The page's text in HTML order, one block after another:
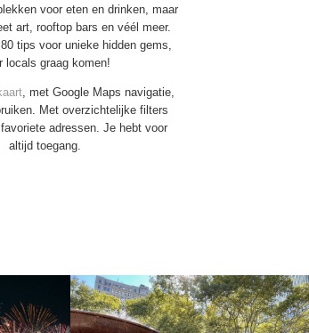
voor eten en drinken, maar
art, rooftop bars en véél meer.
tips voor unieke hidden gems,
locals graag komen!
, met Google Maps navigatie,
Met overzichtelijke filters
adressen. Je hebt voor
altijd toegang.